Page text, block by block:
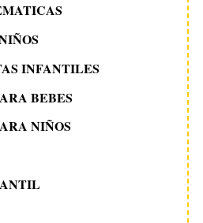
INFANTILES
BEBES
NIÑOS